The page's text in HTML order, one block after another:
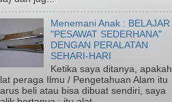
Menemani Anak : BELAJAR
"PESAWAT SEDERHANA"
DENGAN PERALATAN
SEHARI-HARI
Ketika saya ditanya, apakah
peraga Ilmu / Pengetahuan Alam itu
beli atau bisa dibuat sendiri, saya